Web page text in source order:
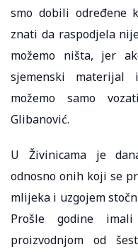
smo dobili određene
znati da raspodjela
možemo ništa, jer
sjemenski
možemo samo
Glibanović.
U Živinicama je
odnosno onih koji se
mlijeka i uzgojem
Prošle godine
proizvodnjom od